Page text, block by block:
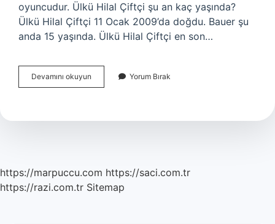
oyuncudur. Ülkü Hilal Çiftçi şu an kaç yaşında?
Ülkü Hilal Çiftçi 11 Ocak 2009’da doğdu. Bauer şu
anda 15 yaşında. Ülkü Hilal Çiftçi en son…
Devamını okuyun
Hilal
Nedir
Yorum Bırak
https://marpuccu.com https://saci.com.tr
https://razi.com.tr Sitemap